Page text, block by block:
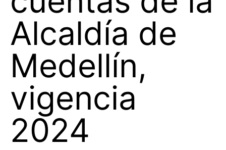
Alcaldía de
Medellín,
vigencia
2024